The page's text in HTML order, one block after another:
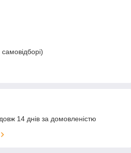
14 днів за домовленістю